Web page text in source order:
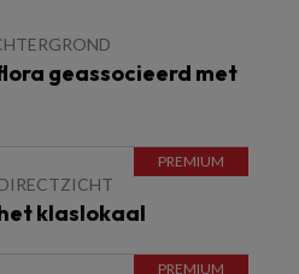
geassocieerd met
klaslokaal